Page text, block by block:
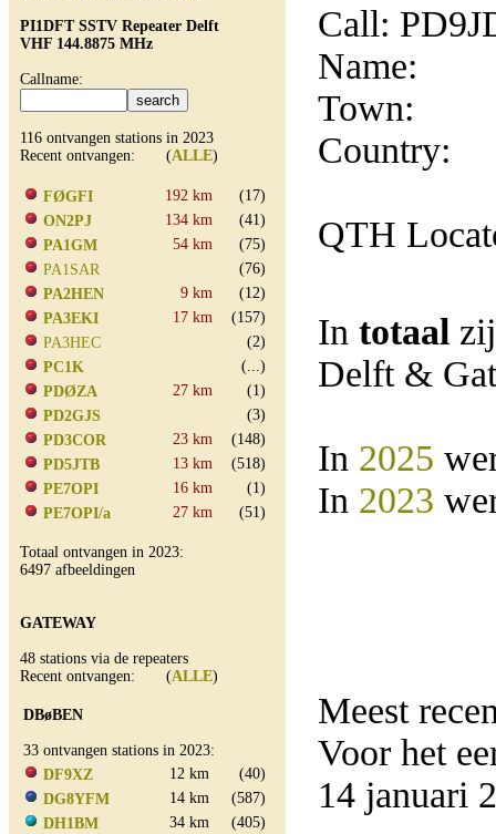
PI1DFT SSTV Repeater Delft
VHF 144.8875 MHz
Callname:
116 ontvangen stations in 2023
Recent ontvangen: (ALLE)
FØGFI 192 km
(17)
ON2PJ
134 km
(41)
PA1GM
54 km
(75)
PA1SAR
(76)
PA2HEN
9 km
(12)
PA3EKI
17 km
(157)
PA3HEC
(2)
PC1K
(...)
PDØZA
27 km
(1)
PD2GJS
(3)
PD3COR
23 km
(148)
PD5JTB
13 km
(518)
PE7OPI
16 km
(1)
PE7OPI/a
27 km (51)
Totaal ontvangen in 2023:
6497 afbeeldingen
GATEWAY
48 stations via de repeaters
Recent ontvangen: (ALLE)
DBøBEN
33 ontvangen stations in 2023:
DF9XZ
12 km
(40)
DG8YFM
14 km
(587)
DH1BM
34 km
(405)
Call:
Name:
Town:
Country:
QTH
In totaal
Delft &
In 2025
In 2023
Meest
Voor het
14 januari